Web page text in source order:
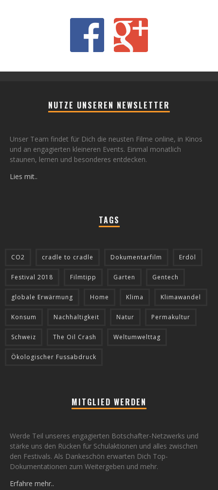
NUTZE UNSEREN NEWSLETTER
Unser Team findet für Dich die neusten Filme online, in Kinos
und an engagierten kleineren Events. Einmal monatlich
staunen, lernen und besonderes entdecken.
Lies mit..
TAGS
CO2 cradle to cradle Dokumentarfilm Erdöl
Festival 2018 Filmtipp Garten Gentech
globale Erwärmung Home Klima Klimawandel
Konsum Nachhaltigkeit Natur Permakultur
Schweiz The Oil Crash Weltumwelttag
Ökologischer Fussabdruck
MITGLIED WERDEN
Werde Teil unseres engagierten Botschafter-Netzwerks und
stärke uns den Rücken für Schulaktionen und alles zwischen
den Festivals. Als Dankeschön erwarten Dich Top-
Dokumentationen zum Weitergeben und mehr.
Erfahre mehr..